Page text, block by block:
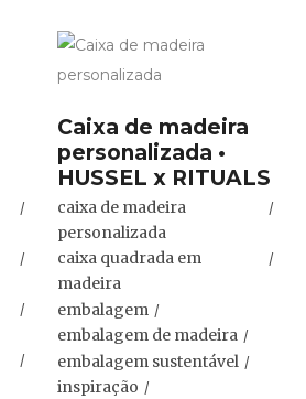
Caixa de madeira
personalizada •
HUSSEL x RITUALS
caixa de madeira
personalizada
caixa quadrada em
madeira
embalagem
embalagem de madeira
embalagem sustentável
inspiração